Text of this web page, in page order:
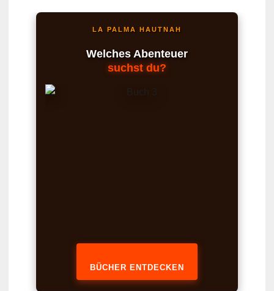
LA PALMA HAUTNAH
Welches Abenteuer
suchst du?
BÜCHER ENTDECKEN